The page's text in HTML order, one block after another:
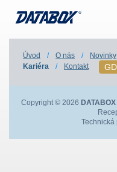
Úvod / O nás / Novinky
Kariéra
/ Kontakt
Copyright © 2026 DATABOX
Technická